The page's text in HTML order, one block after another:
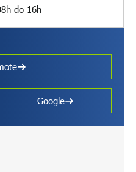
do 16h
Google